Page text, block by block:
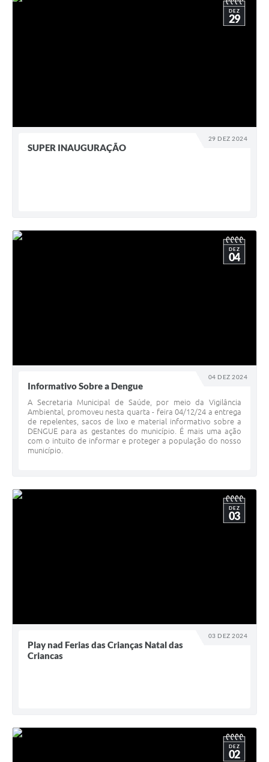
29 DEZ 2024
DEZ
29
SUPER INAUGURAÇÃO
04 DEZ 2024
DEZ
04
Informativo Sobre a Dengue
A Secretaria Municipal de Saúde, por meio da Vigilância
Ambiental, promoveu nesta quarta - feira 04/12/24 a entrega
de repelentes, sacos de lixo e material informativo sobre a
DENGUE para as gestantes do município. É mais uma ação
com o intuito de informar e proteger a população do nosso
município.
03 DEZ 2024
DEZ
03
Play nad Ferias das Crianças Natal das
Criancas
DEZ
02